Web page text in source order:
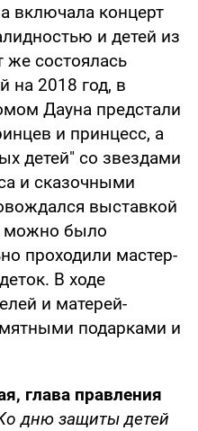
включала концерт
и детей из
же состоялась
на 2018 год, в
Дауна предстали
и принцесс, а
детей" со звездами
и сказочными
выставкой
можно было
проходили мастер-
В ходе
и матерей-
подарками и
глава правления
дню защиты детей